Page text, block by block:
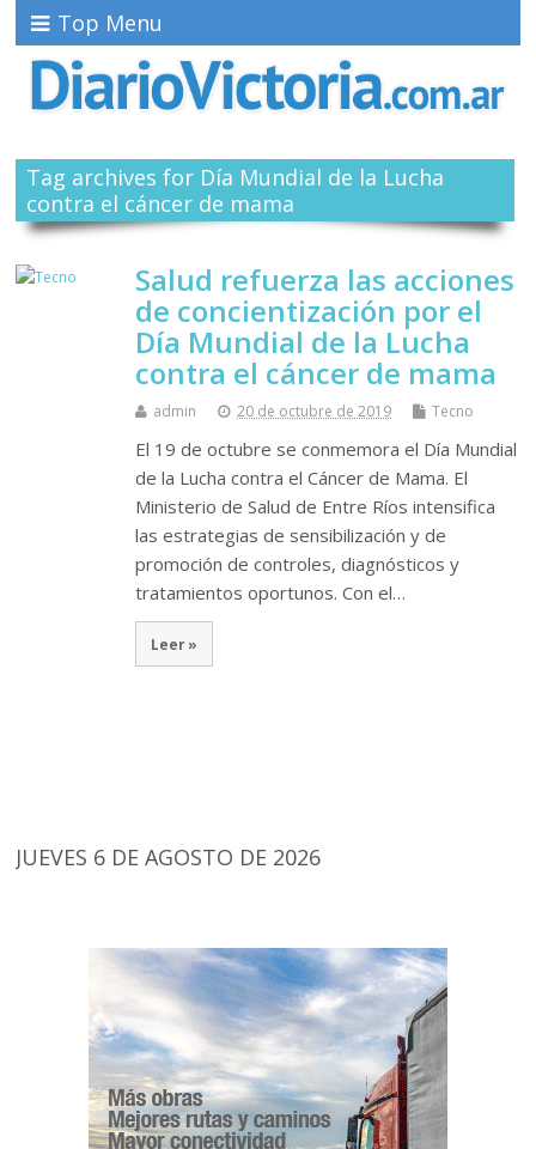
Top Menu
Tag archives for Día Mundial de la Lucha
contra el cáncer de mama
Salud refuerza las acciones
de concientización por el
Día Mundial de la Lucha
contra el cáncer de mama
admin 20 de octubre de 2019 Tecno
El 19 de octubre se conmemora el Día Mundial
de la Lucha contra el Cáncer de Mama. El
Ministerio de Salud de Entre Ríos intensifica
las estrategias de sensibilización y de
promoción de controles, diagnósticos y
tratamientos oportunos. Con el…
Leer »
JUEVES 6 DE AGOSTO DE 2026